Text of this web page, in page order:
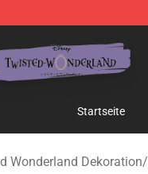
Startseite
Wonderland Dekoration/